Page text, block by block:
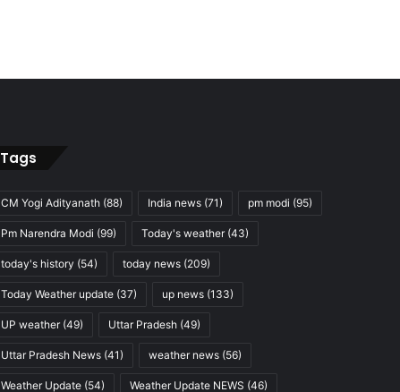
Tags
CM Yogi Adityanath(88) India news(71) pm modi (95)
Pm Narendra Modi (99) Today's weather(43)
today's history (54) today news(209)
Today Weather update(37) up news(133)
UP weather(49) Uttar Pradesh(49)
Uttar Pradesh News(41) weather news(56)
Weather Update(54) Weather Update NEWS (46)